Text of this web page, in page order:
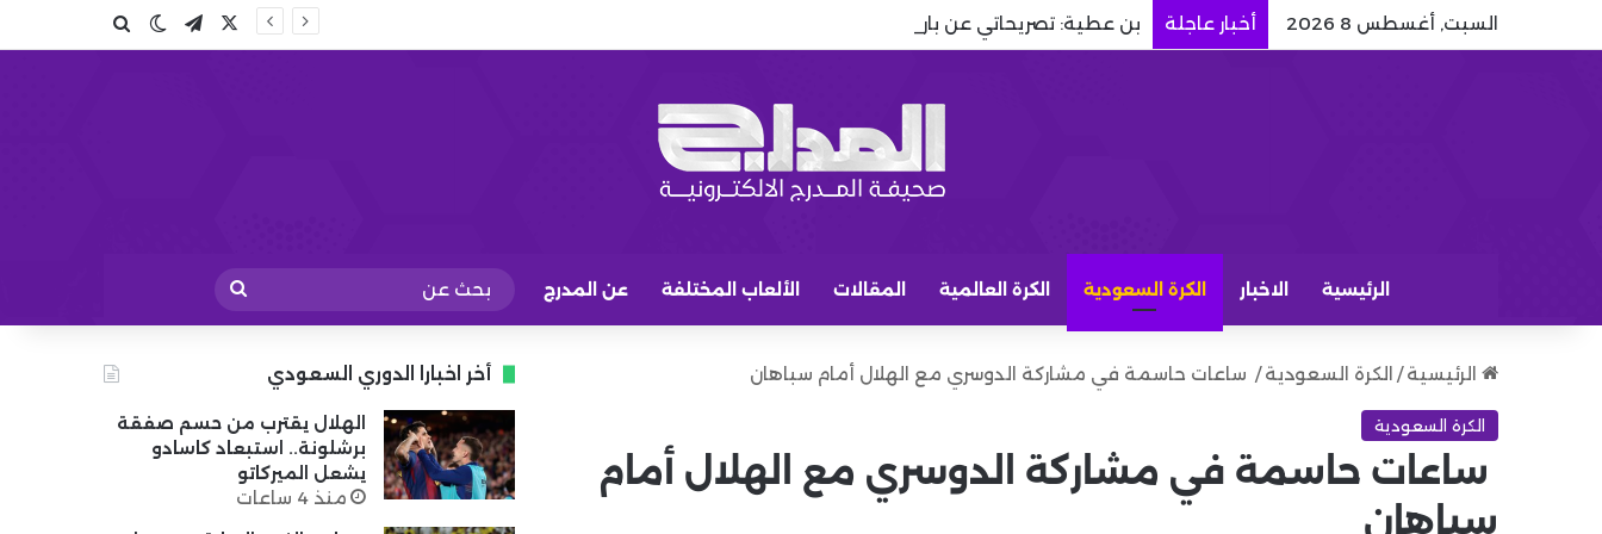
السبت, أغسطس 8 2026 أخبار عاجلة بن عطية: تصريحاتي عن باريس.. أنا حر وشعرت بالخيانة تيلقرامالوضع المظلم
بحث عن
الرئيسية الاخبار الكرة السعودية الكرة العالمية المقالات الألعاب المختلفة عن المدرج
بحث
عن
الرئيسية / الكرة السعودية / ساعات حاسمة في مشاركة الدوسري مع الهلال أمام سباهان
الكرة السعودية
ساعات حاسمة في مشاركة الدوسري مع الهلال أمام
سباهان
أخر اخبارا الدوري السعودي
الهلال يقترب من حسم صفقة
برشلونة.. استبعاد كاسادو
يشعل الميركاتو
منذ 4 ساعات